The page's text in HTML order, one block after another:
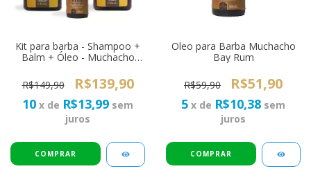
Kit para barba - Shampoo +
Balm + Óleo - Muchacho
R$149,90
R$139,90
10 x de R$13,99 sem
juros
Oleo para Barba Muchacho
Bay Rum
R$59,90 R$51,90
5 x de R$10,38 sem
juros